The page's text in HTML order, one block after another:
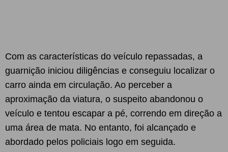
Com as características do veículo repassadas, a
guarnição iniciou diligências e conseguiu localizar o
carro ainda em circulação. Ao perceber a
aproximação da viatura, o suspeito abandonou o
veículo e tentou escapar a pé, correndo em direção a
uma área de mata. No entanto, foi alcançado e
abordado pelos policiais logo em seguida.